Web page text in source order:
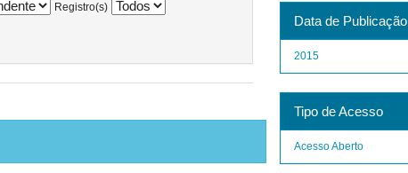
Registro(s)
Data de Publicação
2015
Tipo de Acesso
Acesso Aberto